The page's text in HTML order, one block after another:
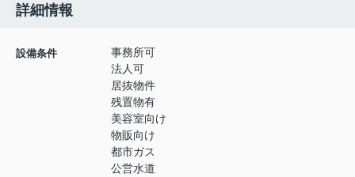
詳細情報
設備条件
事務所可
法人可
居抜物件
残置物有
美容室向け
物販向け
都市ガス
公営水道